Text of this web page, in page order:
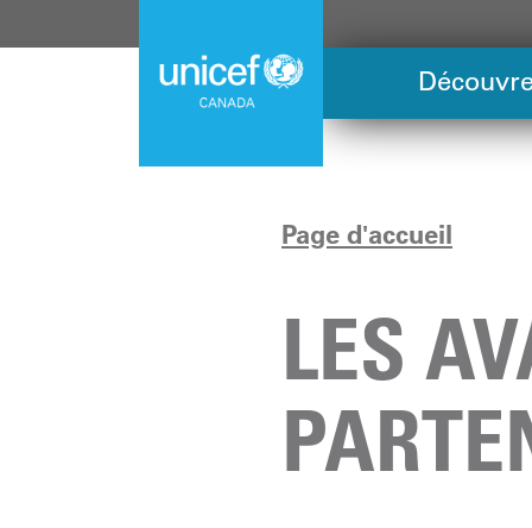
to
Page d'accueil
LES